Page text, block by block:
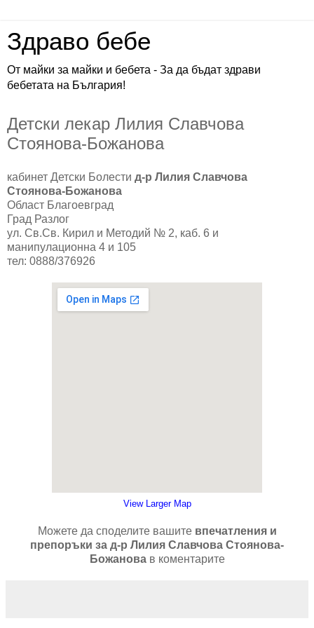
Здраво бебе
От майки за майки и бебета - За да бъдат здрави
бебетата на България!
Детски лекар Лилия Славчова
Стоянова-Божанова
кабинет Детски Болести д-р Лилия Славчова
Стоянова-Божанова
Област Благоевград
Град Разлог
ул. Св.Св. Кирил и Методий № 2, каб. 6 и
манипулационна 4 и 105
тел: 0888/376926
View Larger Map
Можете да споделите вашите впечатления и
препоръки за д-р Лилия Славчова Стоянова-
Божановав коментарите